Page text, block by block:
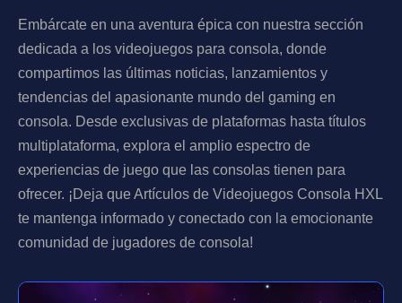
Embárcate en una aventura épica con nuestra sección
dedicada a los videojuegos para consola, donde
compartimos las últimas noticias, lanzamientos y
tendencias del apasionante mundo del gaming en
consola. Desde exclusivas de plataformas hasta títulos
multiplataforma, explora el amplio espectro de
experiencias de juego que las consolas tienen para
ofrecer. ¡Deja que Artículos de Videojuegos Consola HXL
te mantenga informado y conectado con la emocionante
comunidad de jugadores de consola!